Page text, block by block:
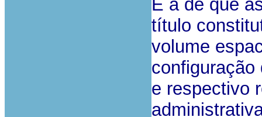
É a de que
título
volume
e respectivo